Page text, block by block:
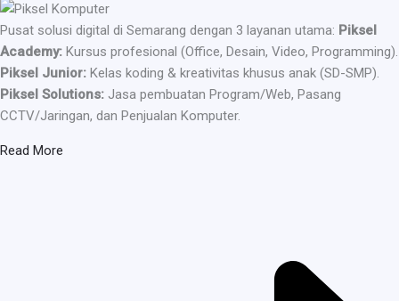
Pusat solusi digital di Semarang dengan 3 layanan utama: Piksel
Academy: Kursus profesional (Office, Desain, Video, Programming).
Piksel Junior: Kelas koding & kreativitas khusus anak (SD-SMP).
Piksel Solutions: Jasa pembuatan Program/Web, Pasang
CCTV/Jaringan, dan Penjualan Komputer.
Read More